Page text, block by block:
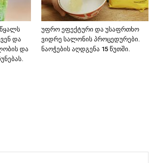
და
და
უფრო ეფექტური და უსაფრთხო
ვიდრე სალონის პროცედურები.
ნაოჭების აღდგენა 15 წუთში.